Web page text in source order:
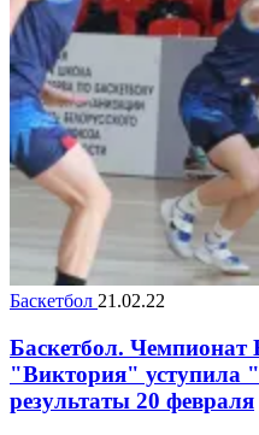
Баскетбол 21.02.22
Баскетбол.
"Виктория" уступила
результаты 20 февраля